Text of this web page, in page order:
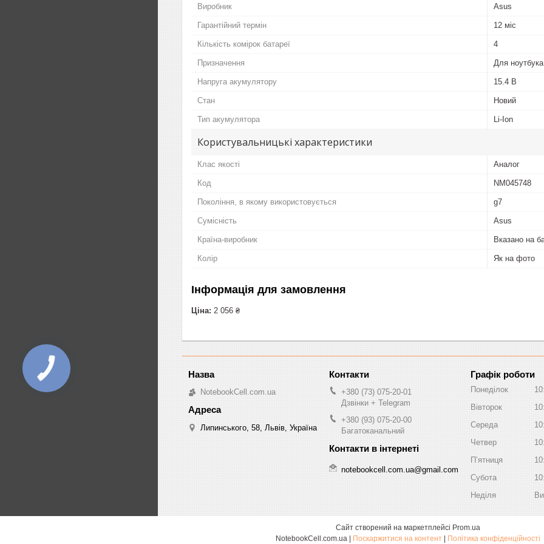
Виробник Asus
Гарантійний термін 12 міс
Кількість комірок батареї 4
Призначення Для ноутбука
Напруга акумулятору 15.4 В
Стан Новий
Тип акумулятора Li-Ion
Користувальницькі характеристики
Клас якості Аналог
Код NM045748
Покоління, в якому використовується g7
Сумісність Asus
Країна-виробник Вказано на
Колір Як на фото
Інформація для замовлення
Ціна: 2 056 ₴
NotebookCell.com.ua
Липинського, 58, Львів, Україна
+380 (73) 075-20-01
Дзвінки + Telegram
+380 (93) 075-20-00
Багатоканальний
notebookcell.com.ua@gmail.com
Графік роботи
Понеділок
Вівторок
Середа
Четвер
Пʼятниця
Субота
Неділя
Сайт створений на маркетплейсі Prom.ua
Поскаржитися на контент Політика конфіденційності